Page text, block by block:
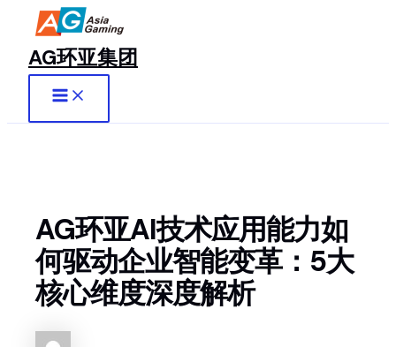
AG环亚集团
Main
Menu
AG环亚AI技术应用能力如
何驱动企业智能变革：5大
核心维度深度解析